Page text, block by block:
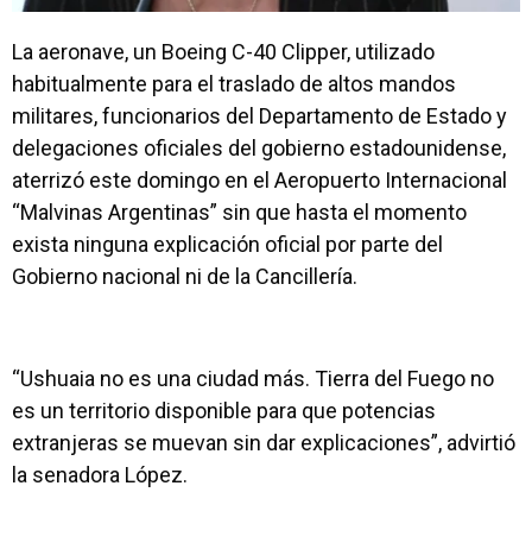
La aeronave, un Boeing C-40 Clipper, utilizado
habitualmente para el traslado de altos mandos
militares, funcionarios del Departamento de Estado y
delegaciones oficiales del gobierno estadounidense,
aterrizó este domingo en el Aeropuerto Internacional
“Malvinas Argentinas” sin que hasta el momento
exista ninguna explicación oficial por parte del
Gobierno nacional ni de la Cancillería.
“Ushuaia no es una ciudad más. Tierra del Fuego no
es un territorio disponible para que potencias
extranjeras se muevan sin dar explicaciones”, advirtió
la senadora López.